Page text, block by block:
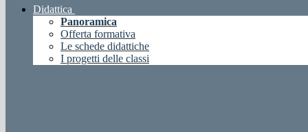
Didattica
Panoramica
Offerta formativa
Le schede didattiche
I progetti delle classi